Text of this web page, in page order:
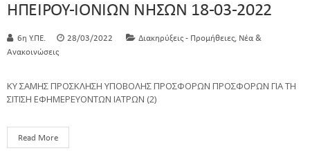
ΗΠΕΙΡΟΥ-ΙΟΝΙΩΝ ΝΗΣΩΝ 18-03-2022
6η Υ.ΠΕ. 28/03/2022 Διακηρύξεις - Προμήθειες Νέα &
Ανακοινώσεις
ΚΥ ΣΑΜΗΣ ΠΡΟΣΚΛΗΣΗ ΥΠΟΒΟΛΗΣ ΠΡΟΣΦΟΡΩΝ ΠΡΟΣΦΟΡΩΝ ΓΙΑ ΤΗ
ΣΙΤΙΣΗ ΕΦΗΜΕΡΕΥΟΝΤΩΝ ΙΑΤΡΩΝ (2)
Read More